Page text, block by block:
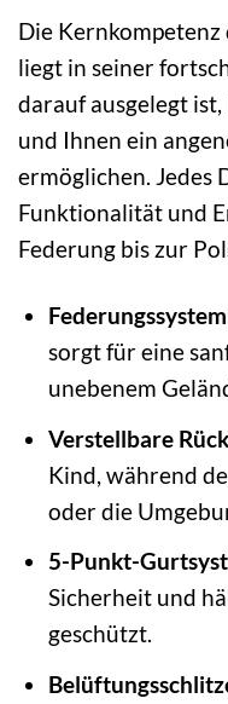
Die
liegt in seiner
darauf ausgelegt
und Ihnen ein
ermöglichen. Jedes
Funktionalität und
Federung bis zur
sorgt für eine
unebenem
Verstellbare
Kind, während
oder die
5-Punkt-
Sicherheit und
geschützt.